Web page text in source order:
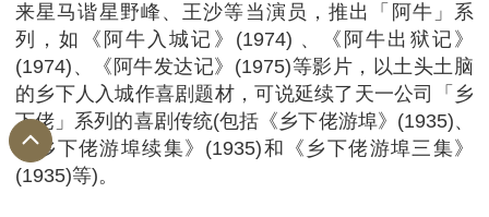
来星马谐星野峰、王沙等当演员，推出「阿牛」系
列，如《阿牛入城记》(1974) 、《阿牛出狱记》
(1974)、《阿牛发达记》(1975)等影片，以土头土脑
的乡下人入城作喜剧题材，可说延续了天一公司「乡
下佬」系列的喜剧传统(包括《乡下佬游埠》(1935)、
《乡下佬游埠续集》(1935)和《乡下佬游埠三集》
(1935)等)。